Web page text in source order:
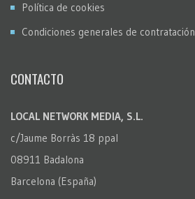
Política de cookies
Condiciones generales de contratación
CONTACTO
LOCAL NETWORK MEDIA, S.L.
c/Jaume Borràs 18 ppal
08911 Badalona
Barcelona (España)